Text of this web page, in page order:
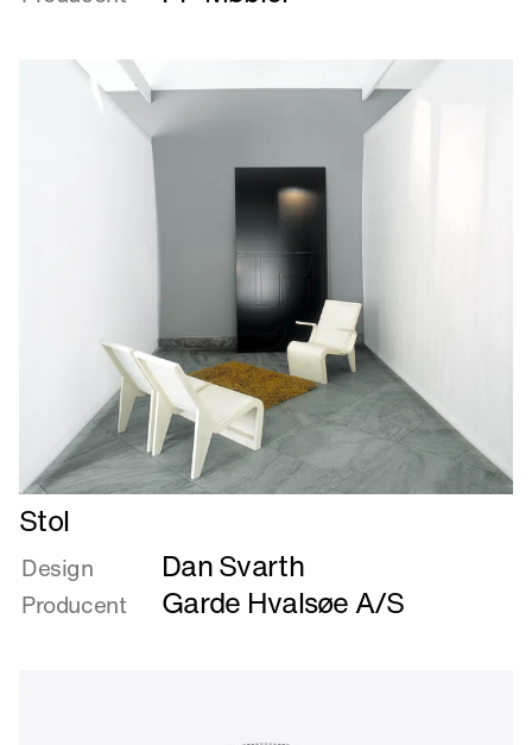
Læs
mere
om
Stol
Stol
Design Dan Svarth
Producent Garde Hvalsøe A/S